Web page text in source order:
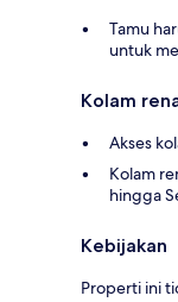
Tamu
untuk
Kolam
Akses
Kolam
hingga
Kebijakan
Properti ini